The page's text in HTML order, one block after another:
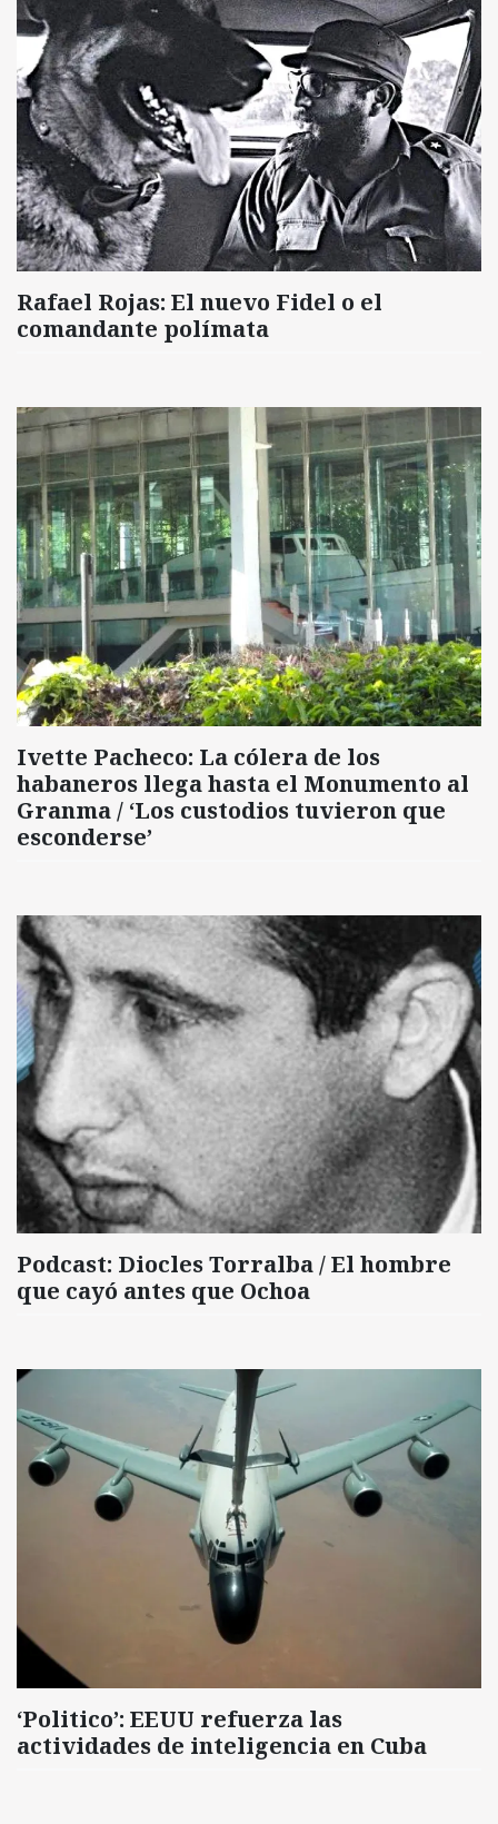
Rafael Rojas: El nuevo Fidel o el
comandante polímata
Ivette Pacheco: La cólera de los
habaneros llega hasta el Monumento al
Granma / ‘Los custodios tuvieron que
esconderse’
Podcast: Diocles Torralba / El hombre
que cayó antes que Ochoa
‘Politico’: EEUU refuerza las
actividades de inteligencia en Cuba